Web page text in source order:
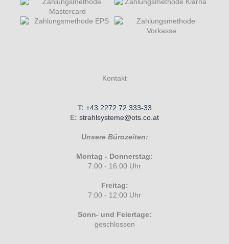
Kontakt
T: +43 2272 72 333-33
E: strahlsysteme@ots.co.at
Unsere Bürozeiten:
Montag - Donnerstag:
7:00 - 16:00 Uhr
Freitag:
7:00 - 12:00 Uhr
Sonn- und Feiertage:
geschlossen